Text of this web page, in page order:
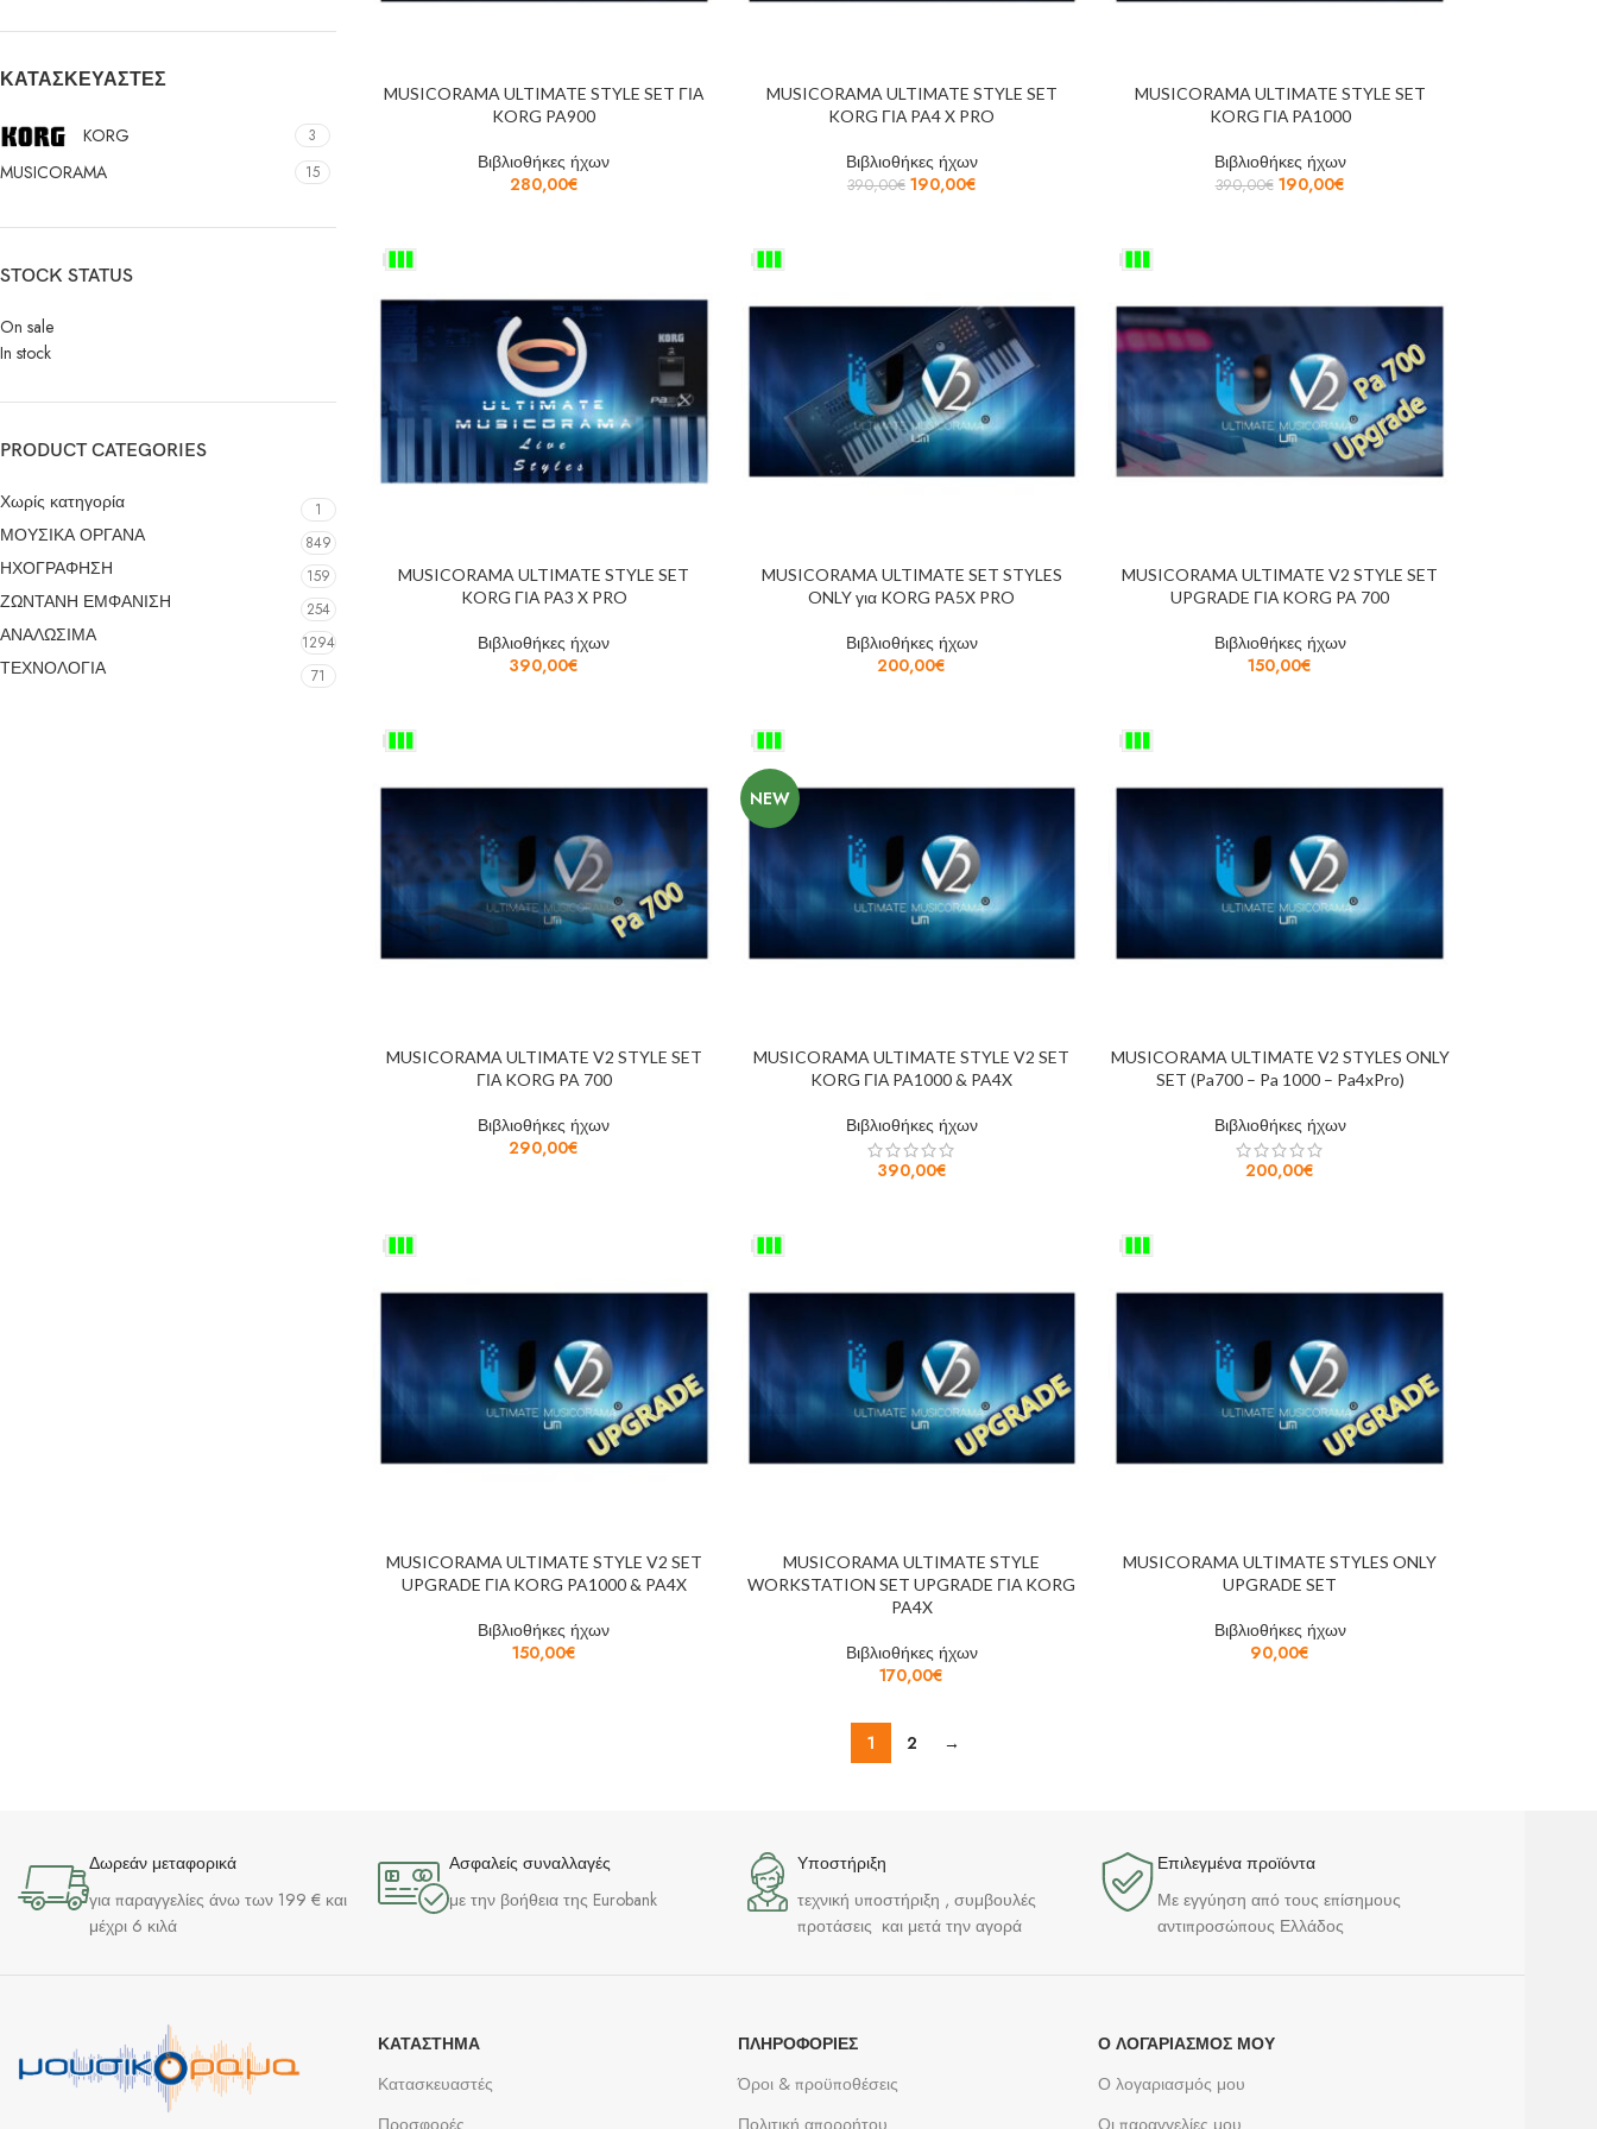
ΚΑΤΑΣΚΕΥΑΣΤΈΣ
KORG 3
MUSICORAMA 15
STOCK STATUS
On sale
In stock
PRODUCT CATEGORIES
Χωρίς κατηγορία 1
ΜΟΥΣΙΚΑ ΟΡΓΑΝΑ 849
ΗΧΟΓΡΑΦΗΣΗ 159
ΖΩΝΤΑΝΗ ΕΜΦΑΝΙΣΗ 254
ΑΝΑΛΩΣΙΜΑ 1294
ΤΕΧΝΟΛΟΓΙΑ 71
MUSICORAMA ULTIMATE STYLE SET ΓΙΑ
KORG PA900
Βιβλιοθήκες ήχων
280,00€
MUSICORAMA ULTIMATE STYLE SET
KORG ΓΙΑ PA4 X PRO
Βιβλιοθήκες ήχων
390,00€ 190,00€
MUSICORAMA ULTIMATE STYLE SET
KORG ΓΙΑ PA1000
Βιβλιοθήκες ήχων
390,00€ 190,00€
MUSICORAMA ULTIMATE STYLE SET
KORG ΓΙΑ PA3 X PRO
Βιβλιοθήκες ήχων
390,00€
MUSICORAMA ULTIMATE SET STYLES
ONLY για KORG PA5X PRO
Βιβλιοθήκες ήχων
200,00€
MUSICORAMA ULTIMATE V2 STYLE SET
UPGRADE ΓΙΑ KORG PA 700
Βιβλιοθήκες ήχων
150,00€
MUSICORAMA ULTIMATE V2 STYLE SET
ΓΙΑ KORG PA 700
Βιβλιοθήκες ήχων
290,00€
NEW
MUSICORAMA ULTIMATE STYLE V2 SET
KORG ΓΙΑ PA1000 & PA4X
Βιβλιοθήκες ήχων
390,00€
MUSICORAMA ULTIMATE V2 STYLES ONLY
SET (Pa700 – Pa 1000 – Pa4xPro)
Βιβλιοθήκες ήχων
200,00€
MUSICORAMA ULTIMATE STYLE V2 SET
UPGRADE ΓΙΑ KORG PA1000 & PA4X
Βιβλιοθήκες ήχων
150,00€
MUSICORAMA ULTIMATE STYLE
WORKSTATION SET UPGRADE ΓΙΑ KORG
PA4X
Βιβλιοθήκες ήχων
170,00€
MUSICORAMA ULTIMATE STYLES ONLY
UPGRADE SET
Βιβλιοθήκες ήχων
90,00€
1 2 →
Δωρεάν μεταφορικά
για παραγγελίες άνω των 199 € και
μέχρι 6 κιλά
Ασφαλείς συναλλαγές
με την βοήθεια της Eurobank
Υποστήριξη
τεχνική υποστήριξη , συμβουλές
προτάσεις και μετά την αγορά
Επιλεγμένα προϊόντα​
Με εγγύηση από τους επίσημους
αντιπροσώπους Ελλάδος
ΚΑΤΆΣΤΗΜΑ
Κατασκευαστές
Προσφορές
ΠΛΗΡΟΦΟΡΊΕΣ
Όροι & προϋποθέσεις
Πολιτική απορρήτου
Ο ΛΟΓΑΡΙΑΣΜΌΣ ΜΟΥ
Ο λογαριασμός μου
Οι παραγγελίες μου